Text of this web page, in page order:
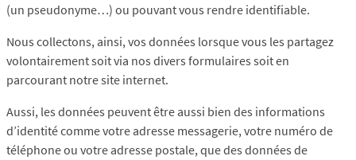
(un pseudonyme…) ou pouvant vous rendre identifiable.
Nous collectons, ainsi, vos données lorsque vous les partagez
volontairement soit via nos divers formulaires soit en
parcourant notre site internet.
Aussi, les données peuvent être aussi bien des informations
d’identité comme votre adresse messagerie, votre numéro de
téléphone ou votre adresse postale, que des données de